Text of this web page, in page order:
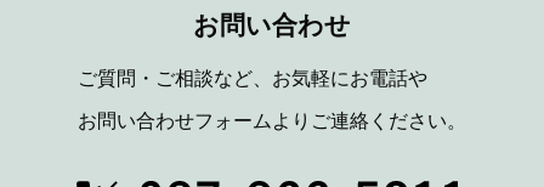
お問い合わせ
ご質問・ご相談など、お気軽にお電話や
お問い合わせフォームよりご連絡ください。